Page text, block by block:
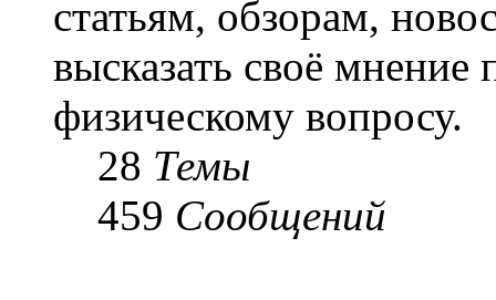
статьям, обзорам,
высказать своё
физическому вопросу.
28 Темы
459 Сообщений